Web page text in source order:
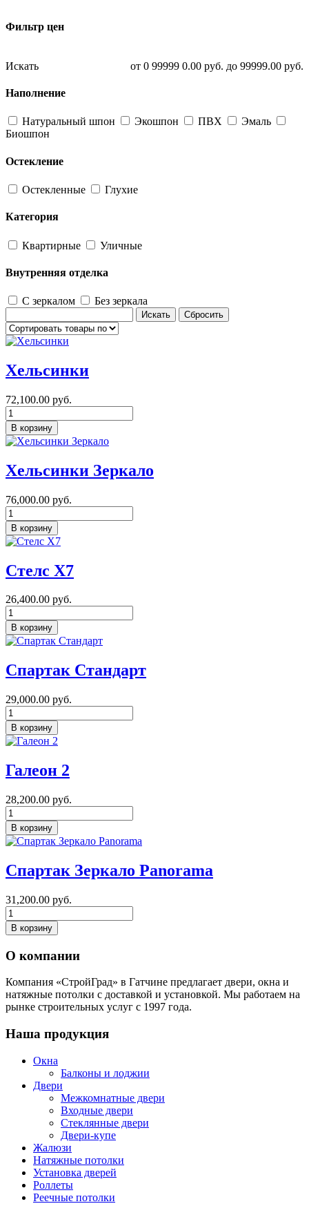
Фильтр цен
от 0 99999 0.00 руб. до 99999.00 руб.
Искать
Наполнение
Натуральный шпон Экошпон ПВХ
Эмаль
Биошпон
Остекление
Остекленные Глухие
Категория
Квартирные Уличные
Внутренняя отделка
С зеркалом Без зеркала
Хельсинки
72,100.00 руб.
Хельсинки Зеркало
76,000.00 руб.
Стелс Х7
26,400.00 руб.
Спартак Стандарт
29,000.00 руб.
Галеон 2
28,200.00 руб.
Спартак Зеркало Panorama
31,200.00 руб.
О компании
Компания «СтройГрад» в Гатчине предлагает двери, окна и
натяжные потолки с доставкой и установкой. Мы работаем на
рынке строительных услуг с 1997 года.
Наша продукция
Окна
Балконы и лоджии
Двери
Межкомнатные двери
Входные двери
Стеклянные двери
Двери-купе
Жалюзи
Натяжные потолки
Установка дверей
Роллеты
Реечные потолки